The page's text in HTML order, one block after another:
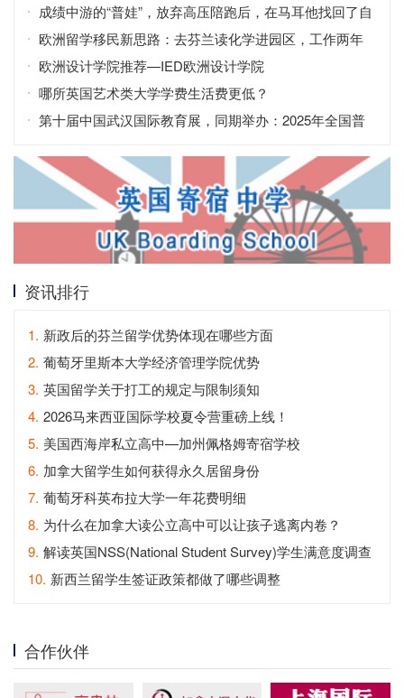
成绩中游的“普娃”，放弃高压陪跑后，在马耳他找回了自
信！
欧洲留学移民新思路：去芬兰读化学进园区，工作两年
拿永居？
欧洲设计学院推荐—IED欧洲设计学院
哪所英国艺术类大学学费生活费更低？
第十届中国武汉国际教育展，同期举办：2025年全国普
资讯排行
1. 新政后的芬兰留学优势体现在哪些方面
2. 葡萄牙里斯本大学经济管理学院优势
3. 英国留学关于打工的规定与限制须知
4. 2026马来西亚国际学校夏令营重磅上线！
5. 美国西海岸私立高中—加州佩格姆寄宿学校
6. 加拿大留学生如何获得永久居留身份
7. 葡萄牙科英布拉大学一年花费明细
8. 为什么在加拿大读公立高中可以让孩子逃离内卷？
9. 解读英国NSS(National Student Survey)学生满意度调查
10. 新西兰留学生签证政策都做了哪些调整
合作伙伴